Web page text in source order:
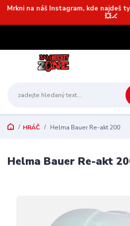
Mrkni na náš Instagram, kde najdeš
💥🏒
HRÁČ Helma Bauer Re-akt 200
Helma Bauer Re-akt